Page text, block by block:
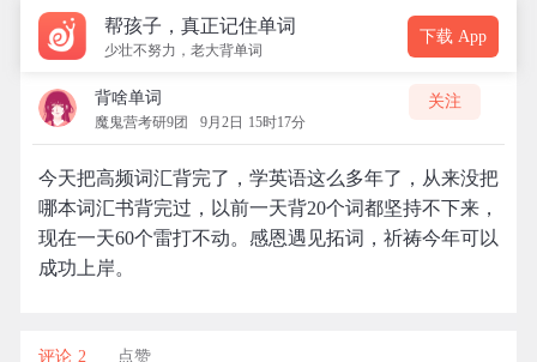
帮孩子，真正记住单词
少壮不努力，老大背单词
下载 App
背啥单词
魔鬼营考研9团 9月2日 15时17分
关注
今天把高频词汇背完了，学英语这么多年了，从来没把
哪本词汇书背完过，以前一天背20个词都坚持不下来，
现在一天60个雷打不动。感恩遇见拓词，祈祷今年可以
成功上岸。
评论 2 点赞